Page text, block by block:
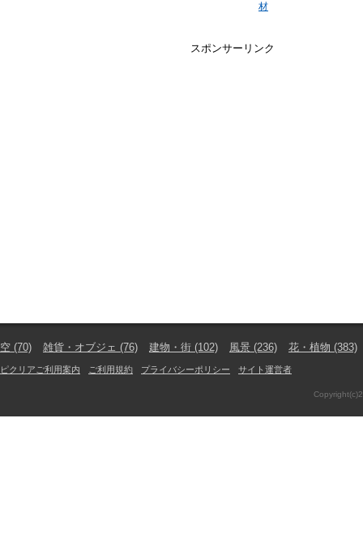
材
スポンサーリンク
空 (70) 雑貨・オブジェ (76) 建物・街 (102) 風景 (236) 花・植物 (383)
ピクリアご利用案内 ご利用規約 プライバシーポリシー サイト運営者